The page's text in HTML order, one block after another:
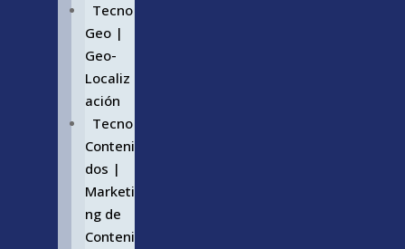
Tecno
Geo |
Geo-
Localiz
ación
Tecno
Conteni
dos |
Marketi
ng de
Conteni